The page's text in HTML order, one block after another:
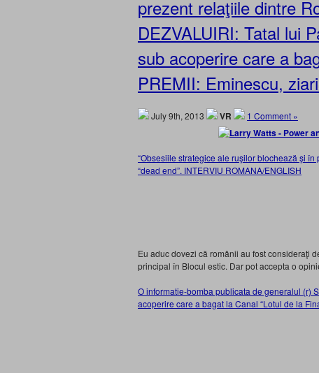
prezent relaţiile dintre
DEZVALUIRI: Tatal lui
sub acoperire care a
PREMII: Eminescu,
July 9th, 2013 VR 1 Comment »
“Obsesiile strategice ale ruşilor blochează şi
“dead end”. INTERVIU ROMANA/ENGLISH
Eu aduc dovezi că românii au fost consideraţi
principal în Blocul estic. Dar pot accepta o
O informatie-bomba publicata de generalul (r)
acoperire care a bagat la Canal “Lotul de la